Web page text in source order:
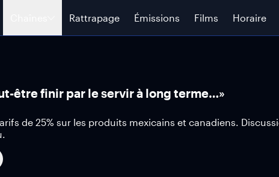
Rattrapage Émissions Films Horaire
être finir par le servir à long terme…»
de 25% sur les produits mexicains et canadiens.